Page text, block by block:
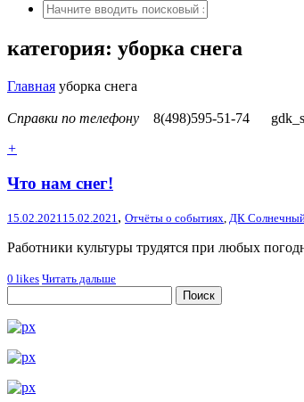
категория: уборка снега
Главная уборка снега
Справки по телефону 8(498)595-51-74
+
Что нам снег!
15.02.202115.02.2021, Отчёты о событиях, ДК
Работники культуры трудятся при любых
0 likes Читать дальше